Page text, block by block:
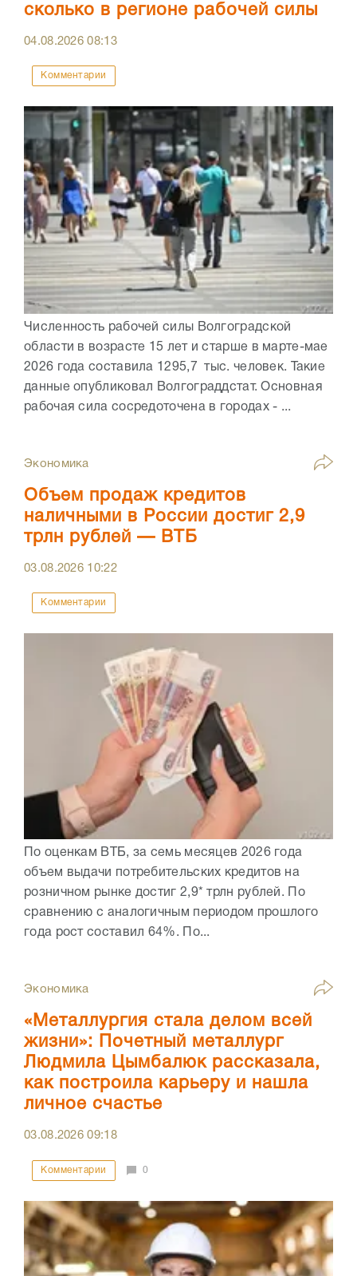
сколько в регионе рабочей силы
04.08.202608:13
Комментарии
Численность рабочей силы Волгоградской
области в возрасте 15 лет и старше в марте-мае
2026 года составила 1295,7 тыс. человек. Такие
данные опубликовал Волгограддстат. Основная
рабочая сила сосредоточена в городах - ...
Экономика
Объем продаж кредитов
наличными в России достиг 2,9
трлн рублей — ВТБ
03.08.2026 10:22
Комментарии
По оценкам ВТБ, за семь месяцев 2026 года
объем выдачи потребительских кредитов на
розничном рынке достиг 2,9* трлн рублей. По
сравнению с аналогичным периодом прошлого
года рост составил 64%. По...
Экономика
«Металлургия стала делом всей
жизни»: Почетный металлург
Людмила Цымбалюк рассказала,
как построила карьеру и нашла
личное счастье
03.08.202609:18
Комментарии 0